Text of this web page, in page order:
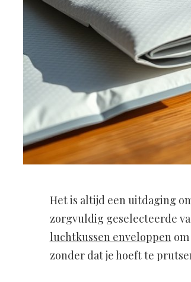
Het is altijd een uitdaging
zorgvuldig geselecteerde
luchtkussen enveloppenom
zonder dat je hoeft te